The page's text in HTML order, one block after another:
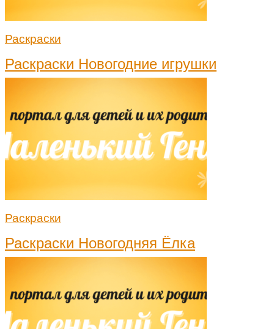
Раскраски
Раскраски Новогодние игрушки
Раскраски
Раскраски Новогодняя Ёлка